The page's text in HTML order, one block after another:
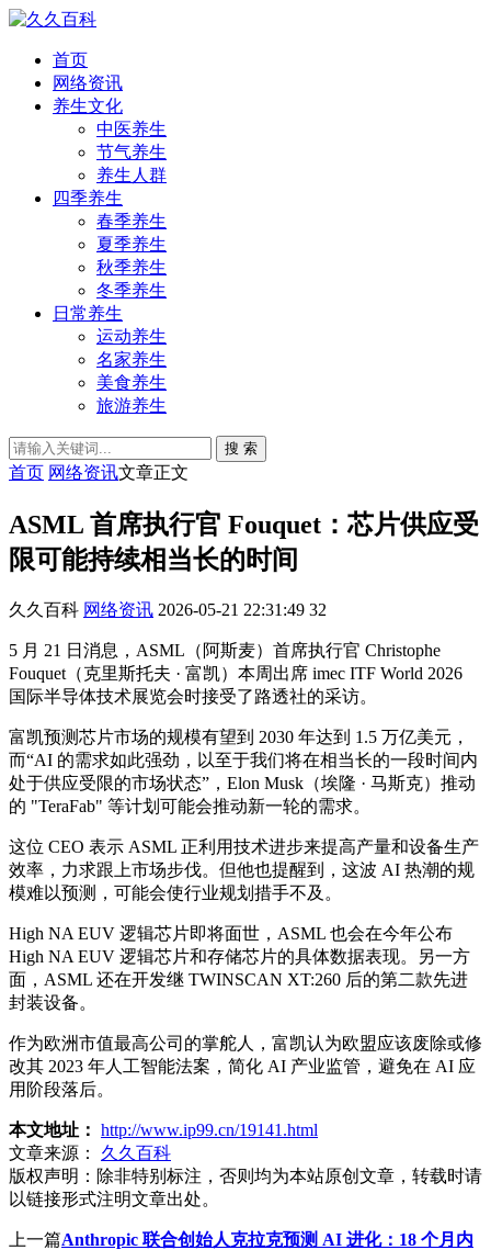
首页
网络资讯
养生文化
中医养生
节气养生
养生人群
四季养生
春季养生
夏季养生
秋季养生
冬季养生
日常养生
运动养生
名家养生
美食养生
旅游养生
搜 索
首页 网络资讯文章正文
ASML 首席执行官 Fouquet：芯片供应受
限可能持续相当长的时间
久久百科 网络资讯 2026-05-21 22:31:49 32
5 月 21 日消息，ASML（阿斯麦）首席执行官 Christophe
Fouquet（克里斯托夫 · 富凯）本周出席 imec ITF World 2026
国际半导体技术展览会时接受了路透社的采访。
富凯预测芯片市场的规模有望到 2030 年达到 1.5 万亿美元，
而“AI 的需求如此强劲，以至于我们将在相当长的一段时间内
处于供应受限的市场状态”，Elon Musk（埃隆 · 马斯克）推动
的 "TeraFab" 等计划可能会推动新一轮的需求。
这位 CEO 表示 ASML 正利用技术进步来提高产量和设备生产
效率，力求跟上市场步伐。但他也提醒到，这波 AI 热潮的规
模难以预测，可能会使行业规划措手不及。
High NA EUV 逻辑芯片即将面世，ASML 也会在今年公布
High NA EUV 逻辑芯片和存储芯片的具体数据表现。另一方
面，ASML 还在开发继 TWINSCAN XT:260 后的第二款先进
封装设备。
作为欧洲市值最高公司的掌舵人，富凯认为欧盟应该废除或修
改其 2023 年人工智能法案，简化 AI 产业监管，避免在 AI 应
用阶段落后。
本文地址： http://www.ip99.cn/19141.html
文章来源：
久久百科
版权声明： 除非特别标注，否则均为本站原创文章，转载时请
以链接形式注明文章出处。
上一篇Anthropic 联合创始人克拉克预测 AI 进化：18 个月内